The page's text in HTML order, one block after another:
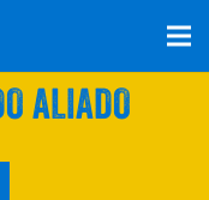
CON UNA
ALIADO